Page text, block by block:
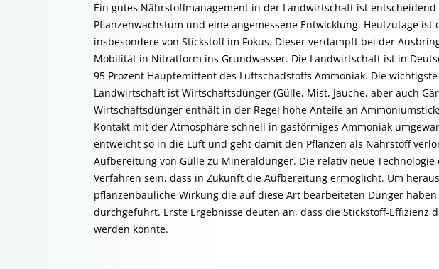
Ein gutes Nährstoffmanagement in der Landwirtschaft ist
Pflanzenwachstum und eine angemessene Entwicklung. Heutzutage ist
insbesondere von Stickstoff im Fokus. Dieser verdampft bei der
Mobilität in Nitratform ins Grundwasser. Die Landwirtschaft ist in
95 Prozent Hauptemittent des Luftschadstoffs Ammoniak. Die
Landwirtschaft ist Wirtschaftsdünger (Gülle, Mist, Jauche, aber auch
Wirtschaftsdünger enthält in der Regel hohe Anteile an
Kontakt mit der Atmosphäre schnell in gasförmiges Ammoniak
entweicht so in die Luft und geht damit den Pflanzen als Nährstoff
Aufbereitung von Gülle zu Mineraldünger. Die relativ neue
Verfahren sein, dass in Zukunft die Aufbereitung ermöglicht. Um
pflanzenbauliche Wirkung die auf diese Art bearbeiteten Dünger
durchgeführt. Erste Ergebnisse deuten an, dass die Stickstoff-Effizienz
werden könnte.